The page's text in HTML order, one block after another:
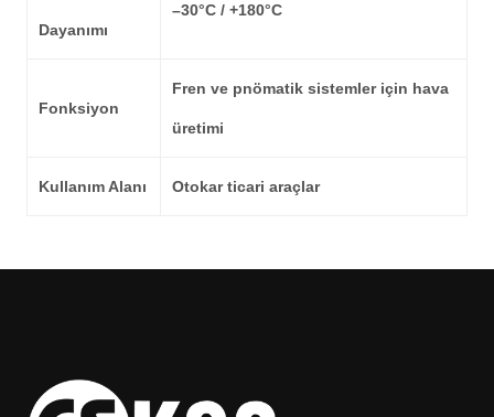
Dayanımı
–30°C / +180°C
Fonksiyon
Fren ve pnömatik sistemler için hava
üretimi
Kullanım Alanı Otokar ticari araçlar